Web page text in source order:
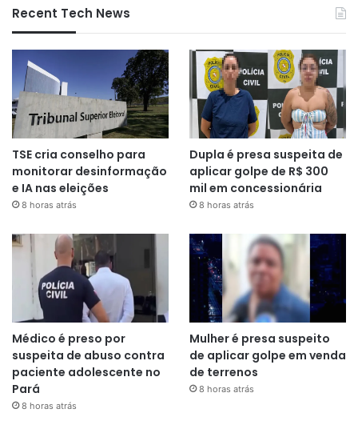
Recent Tech News
TSE cria conselho para
monitorar desinformação
e IA nas eleições
8 horas atrás
Dupla é presa suspeita de
aplicar golpe de R$ 300
mil em concessionária
8 horas atrás
Médico é preso por
suspeita de abuso contra
paciente adolescente no
Pará
8 horas atrás
Mulher é presa suspeito
de aplicar golpe em venda
de terrenos
8 horas atrás